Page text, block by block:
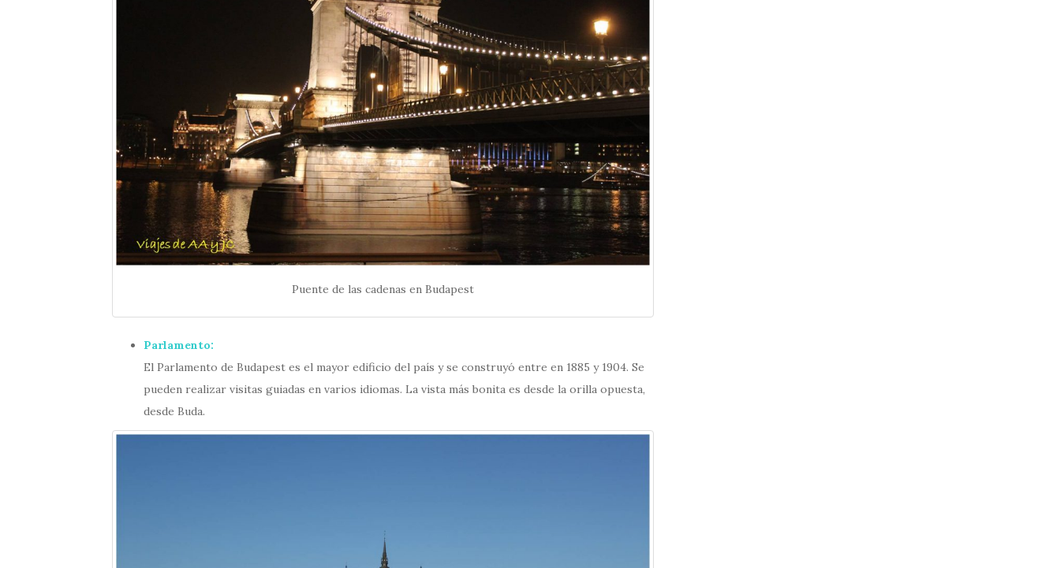
Puente de las cadenas en Budapest
Parlamento:
El Parlamento de Budapest es el mayor edificio del país y se construyó entre en 1885 y 1904. Se
pueden realizar visitas guiadas en varios idiomas. La vista más bonita es desde la orilla opuesta,
desde Buda.